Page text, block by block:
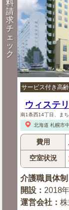
料
請
求
チ
ェ
ッ
ク
サービス付き高
ウィステ
南1条西14丁目、ま
北海道 札幌市
費用
空室状況
介護職員体制
開設 ： 2018
運営会社 ：